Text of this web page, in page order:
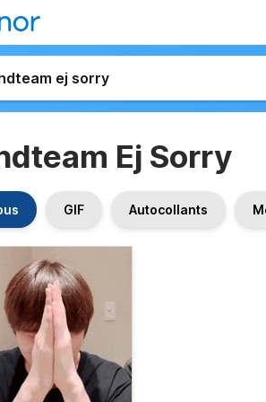
Ej Sorry
GIF Autocollants